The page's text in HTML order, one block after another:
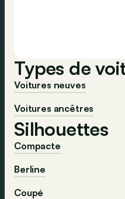
Types de
Voitures neuves
Voitures ancêtres
Silhouettes
Compacte
Berline
Coupé